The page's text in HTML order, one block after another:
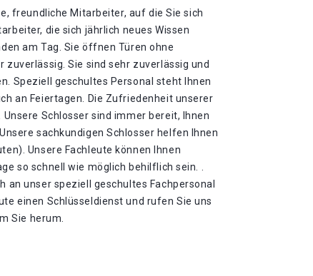
freundliche Mitarbeiter, auf die Sie sich
die sich jährlich neues Wissen
am Tag. Sie öffnen Türen ohne
zuverlässig. Sie sind sehr zuverlässig und
Speziell geschultes Personal steht Ihnen
an Feiertagen. Die Zufriedenheit unserer
Schlosser sind immer bereit, Ihnen
sachkundigen Schlosser helfen Ihnen
Unsere Fachleute können Ihnen
so schnell wie möglich behilflich sein. .
an unser speziell geschultes Fachpersonal
einen Schlüsseldienst und rufen Sie uns
Sie herum.